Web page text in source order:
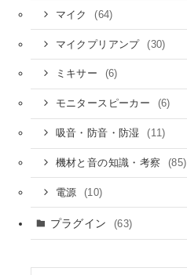
マイク (64)
マイクプリアンプ (30)
ミキサー (6)
モニタースピーカー (6)
吸音・防音・防湿 (11)
機材と音の知識・考察 (85)
電源 (10)
プラグイン (63)